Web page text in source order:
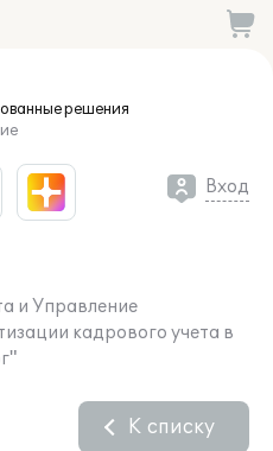
решения
Вход
и Управление
кадрового учета в
К списку